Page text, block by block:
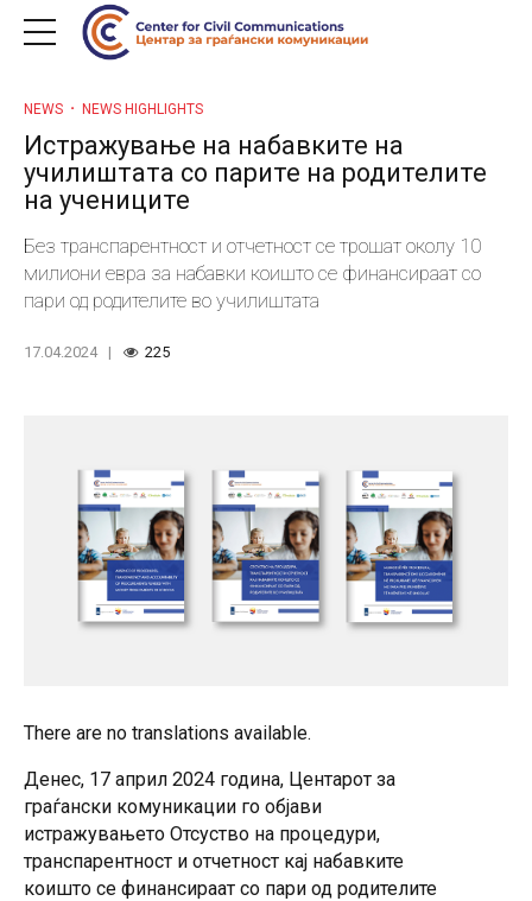
NEWS NEWS HIGHLIGHTS
Истражување на набавките на
училиштата со парите на родителите
на учениците
Без транспарентност и отчетност се трошат околу 10
милиони евра за набавки коишто се финансираат со
пари од родителите во училиштата
17.04.2024 225
There are no translations available.
Денес, 17 април 2024 година, Центарот за
граѓански комуникации го објави
истражувањето Отсуство на процедури,
транспарентност и отчетност кај набавките
коишто се финансираат со пари од родителите